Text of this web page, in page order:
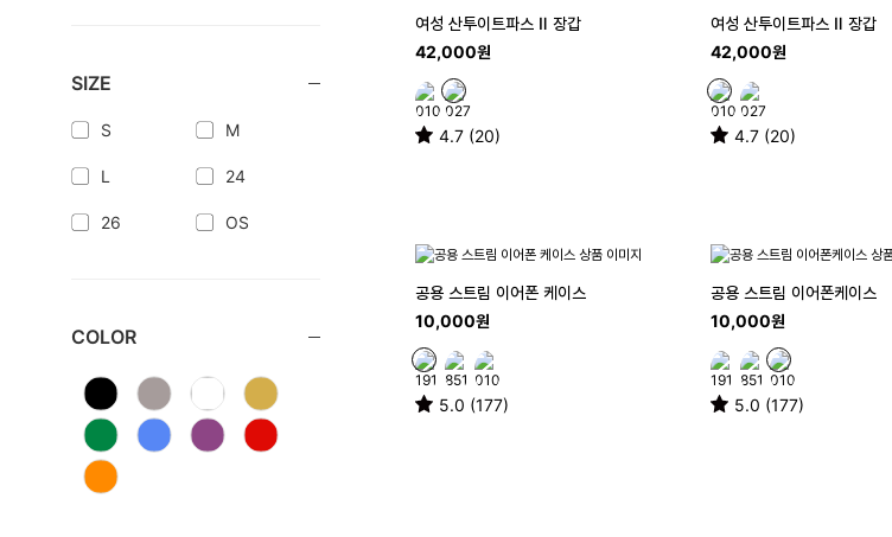
SIZE
S M
L 24
26 OS
COLOR
여성 산투이트파스 Ⅱ 장갑
42,000원
4.7 (20)
여성 산투이트파스 Ⅱ 장갑
42,000원
4.7 (20)
공용 스트림 이어폰 케이스
10,000원
5.0 (177)
공용 스트림 이어폰케이스
10,000원
5.0 (177)